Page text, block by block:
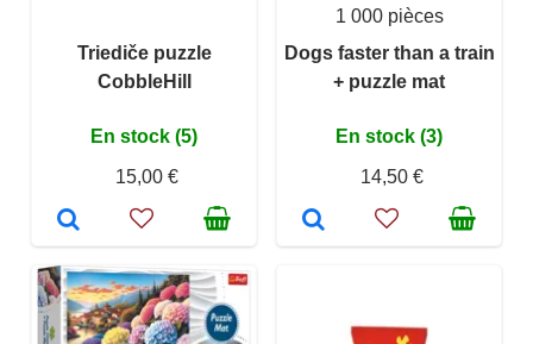
Triediče puzzle
CobbleHill
En stock (5)
15,00 €
1 000 pièces
Dogs faster than a train
+ puzzle mat
En stock (3)
14,50 €